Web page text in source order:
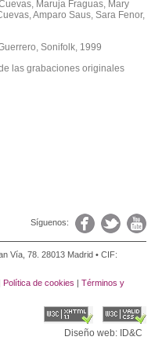
Maruja Fraguas, Mary
Amparo Saus, Sara Fenor,
Sonifolk, 1999
las grabaciones originales
Síguenos:
Vía, 78. 28013 Madrid • CIF:
Política de cookies | Términos y
Diseño web: ID&C